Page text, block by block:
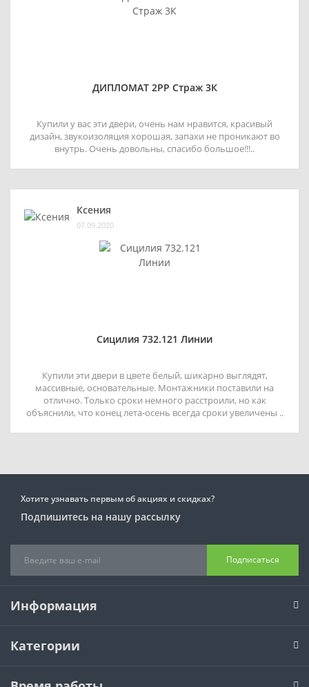
ДИПЛОМАТ 2РР Страж 3К
Купили у вас эти двери, очень нам нравится, красивый
дизайн, звукоизоляция хорошая, запахи не проникают во
внутрь. Очень довольны, спасибо большое!!!..
Ксения
07.09.2020
Сицилия 732.121 Линии
Купили эти двери в цвете белый, шикарно выглядят,
массивные, основательные. Монтажники поставили на
отлично. Только сроки немного расстроили, но как
объяснили, что конец лета-осень всегда сроки увеличены ..
Хотите узнавать первым об акциях и скидках?
Подпишитесь на нашу рассылку
Подписаться
Информация
Категории